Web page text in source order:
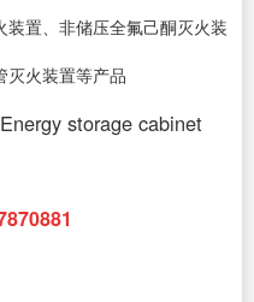
置、非储压全氟己酮灭火装
灭火装置等产品
storage cabinet